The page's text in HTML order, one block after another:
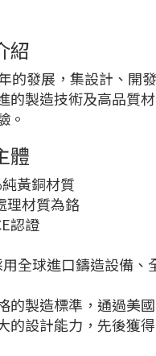
紹
的發展，集設計、開
的製造技術及高品質
。
體
黃銅材質
理材質為鉻
認證
全球進口鑄造設備
的製造標準，通過美
的設計能力，先後獲